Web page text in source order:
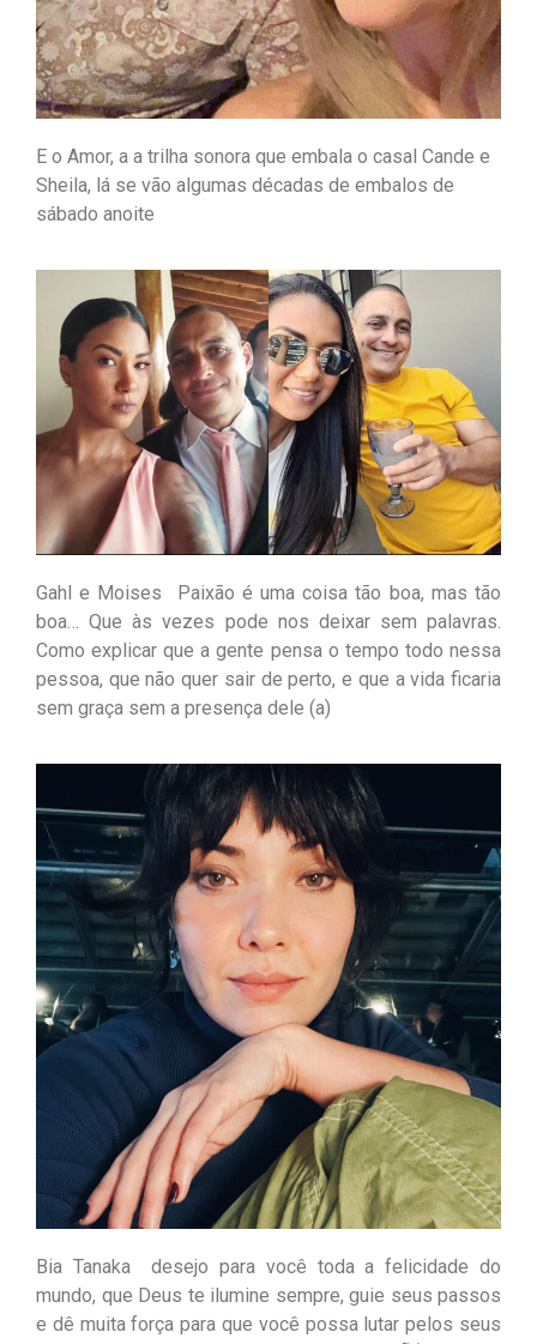
E o Amor, a a trilha sonora que embala o casal Cande e
Sheila, lá se vão algumas décadas de embalos de
sábado anoite
Gahl e Moises Paixão é uma coisa tão boa, mas tão
boa… Que às vezes pode nos deixar sem palavras.
Como explicar que a gente pensa o tempo todo nessa
pessoa, que não quer sair de perto, e que a vida ficaria
sem graça sem a presença dele (a)
Bia Tanaka desejo para você toda a felicidade do
mundo, que Deus te ilumine sempre, guie seus passos
e dê muita força para que você possa lutar pelos seus